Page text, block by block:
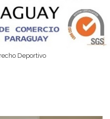
Deportivo